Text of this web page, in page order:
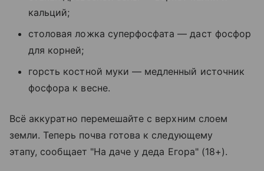
кальций;
столовая ложка суперфосфата — даст фосфор
для корней;
горсть костной муки — медленный источник
фосфора к весне.
Всё аккуратно перемешайте с верхним слоем
земли. Теперь почва готова к следующему
этапу, сообщает "На даче у деда Егора" (18+).